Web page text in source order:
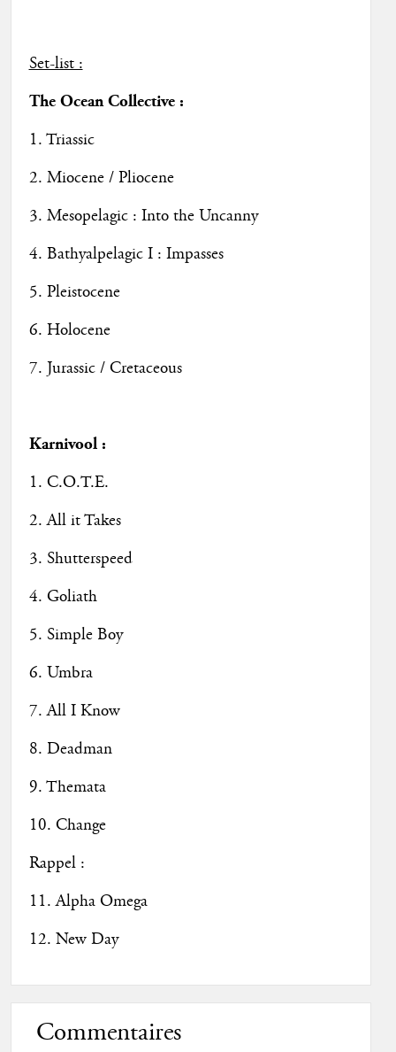
Set-list :
The Ocean Collective :
1. Triassic
2. Miocene / Pliocene
3. Mesopelagic : Into the Uncanny
4. Bathyalpelagic I : Impasses
5. Pleistocene
6. Holocene
7. Jurassic / Cretaceous
Karnivool :
1. C.O.T.E.
2. All it Takes
3. Shutterspeed
4. Goliath
5. Simple Boy
6. Umbra
7. All I Know
8. Deadman
9. Themata
10. Change
Rappel :
11. Alpha Omega
12. New Day
Commentaires